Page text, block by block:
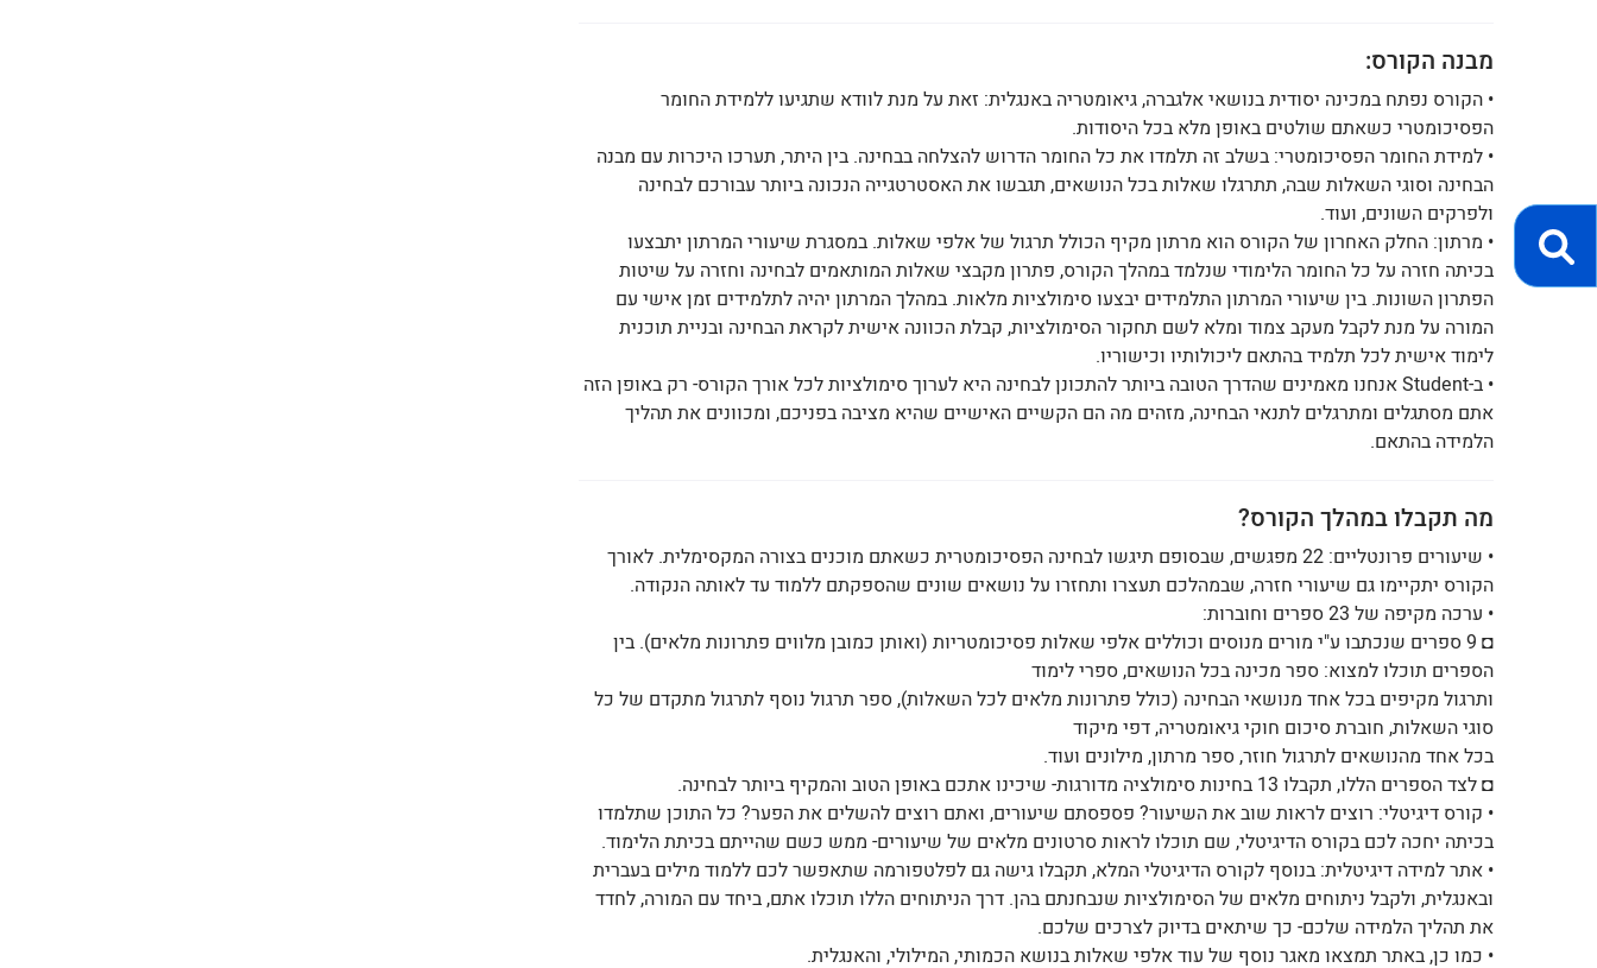
מבנה הקורס:
• הקורס נפתח במכינה יסודית בנושאי אלגברה, גיאומטריה באנגלית: זאת על מנת לוודא שתגיעו ללמידת החומר
הפסיכומטרי כשאתם שולטים באופן מלא בכל היסודות.
• למידת החומר הפסיכומטרי: בשלב זה תלמדו את כל החומר הדרוש להצלחה בבחינה. בין היתר, תערכו היכרות עם מבנה
הבחינה וסוגי השאלות שבה, תתרגלו שאלות בכל הנושאים, תגבשו את האסטרטגייה הנכונה ביותר עבורכם לבחינה
ולפרקים השונים, ועוד.
• מרתון: החלק האחרון של הקורס הוא מרתון מקיף הכולל תרגול של אלפי שאלות. במסגרת שיעורי המרתון יתבצעו
בכיתה חזרה על כל החומר הלימודי שנלמד במהלך הקורס, פתרון מקבצי שאלות המותאמים לבחינה וחזרה על שיטות
הפתרון השונות. בין שיעורי המרתון התלמידים יבצעו סימולציות מלאות. במהלך המרתון יהיה לתלמידים זמן אישי עם
המורה על מנת לקבל מעקב צמוד ומלא לשם תחקור הסימולציות, קבלת הכוונה אישית לקראת הבחינה ובניית תוכנית
לימוד אישית לכל תלמיד בהתאם ליכולותיו וכישוריו.
• ב-Student אנחנו מאמינים שהדרך הטובה ביותר להתכונן לבחינה היא לערוך סימולציות לכל אורך הקורס- רק באופן הזה
אתם מסתגלים ומתרגלים לתנאי הבחינה, מזהים מה הם הקשיים האישיים שהיא מציבה בפניכם, ומכוונים את תהליך
הלמידה בהתאם.
מה תקבלו במהלך הקורס?
• שיעורים פרונטליים: 22 מפגשים, שבסופם תיגשו לבחינה הפסיכומטרית כשאתם מוכנים בצורה המקסימלית. לאורך
הקורס יתקיימו גם שיעורי חזרה, שבמהלכם תעצרו ותחזרו על נושאים שונים שהספקתם ללמוד עד לאותה הנקודה.
• ערכה מקיפה של 23 ספרים וחוברות:
◘ 9 ספרים שנכתבו ע"י מורים מנוסים וכוללים אלפי שאלות פסיכומטריות (ואותן כמובן מלווים פתרונות מלאים). בין
הספרים תוכלו למצוא: ספר מכינה בכל הנושאים, ספרי לימוד
ותרגול מקיפים בכל אחד מנושאי הבחינה (כולל פתרונות מלאים לכל השאלות), ספר תרגול נוסף לתרגול מתקדם של כל
סוגי השאלות, חוברת סיכום חוקי גיאומטריה, דפי מיקוד
בכל אחד מהנושאים לתרגול חוזר, ספר מרתון, מילונים ועוד.
◘ לצד הספרים הללו, תקבלו 13 בחינות סימולציה מדורגות- שיכינו אתכם באופן הטוב והמקיף ביותר לבחינה.
• קורס דיגיטלי: רוצים לראות שוב את השיעור? פספסתם שיעורים, ואתם רוצים להשלים את הפער? כל התוכן שתלמדו
בכיתה יחכה לכם בקורס הדיגיטלי, שם תוכלו לראות סרטונים מלאים של שיעורים- ממש כשם שהייתם בכיתת הלימוד.
• אתר למידה דיגיטלית: בנוסף לקורס הדיגיטלי המלא, תקבלו גישה גם לפלטפורמה שתאפשר לכם ללמוד מילים בעברית
ובאנגלית, ולקבל ניתוחים מלאים של הסימולציות שנבחנתם בהן. דרך הניתוחים הללו תוכלו אתם, ביחד עם המורה, לחדד
את תהליך הלמידה שלכם- כך שיתאים בדיוק לצרכים שלכם.
• כמו כן, באתר תמצאו מאגר נוסף של עוד אלפי שאלות בנושא הכמותי, המילולי, והאנגלית.